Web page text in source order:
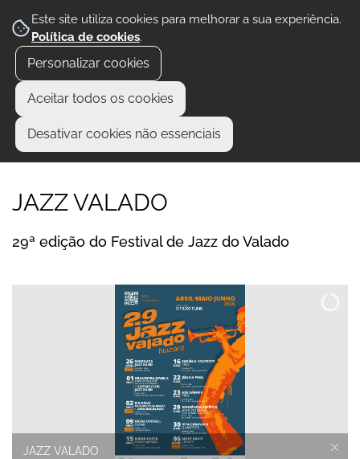
Este site utiliza cookies para melhorar a sua experiência.
Política de cookies.
Personalizar cookies
Aceitar todos os cookies
Desativar cookies não essenciais
JAZZ VALADO
29ª edição do Festival de Jazz do Valado
JAZZ VALADO